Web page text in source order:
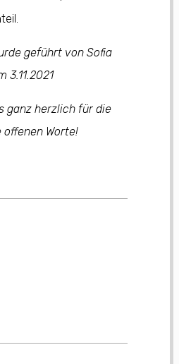
geführt von Sofia
3.11.2021
ganz herzlich für die
Worte!